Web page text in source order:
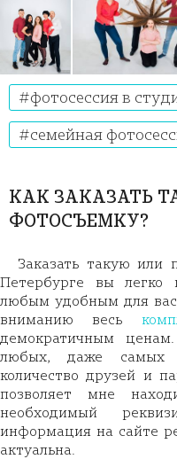
фотосессия в
семейная
КАК ЗАКАЗАТЬ
ФОТОСЪЕМКУ?
Заказать такую или
Петербурге вы легко
любым удобным для
вниманию весь
демократичным
любых, даже самых
количество друзей и
позволяет мне
необходимый
информация на сайте
актуальна.